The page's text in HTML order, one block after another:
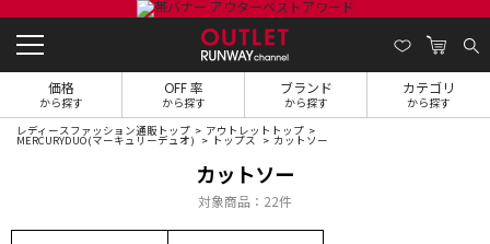
価格
から探す
OFF 率
から探す
ブランド
から探す
カテゴリ
から探す
レディースファッション通販トップ アウトレットトップ
MERCURYDUO(マーキュリーデュオ) トップス カットソー
カットソー
対象商品： 22件